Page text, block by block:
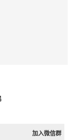
加入微信群